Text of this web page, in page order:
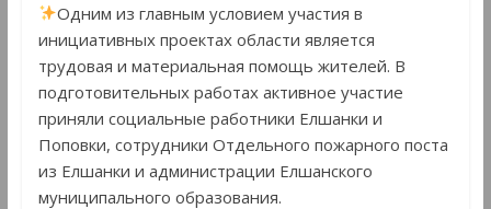
Одним из главным условием участия в
инициативных проектах области является
трудовая и материальная помощь жителей. В
подготовительных работах активное участие
приняли социальные работники Елшанки и
Поповки, сотрудники Отдельного пожарного поста
из Елшанки и администрации Елшанского
муниципального образования.